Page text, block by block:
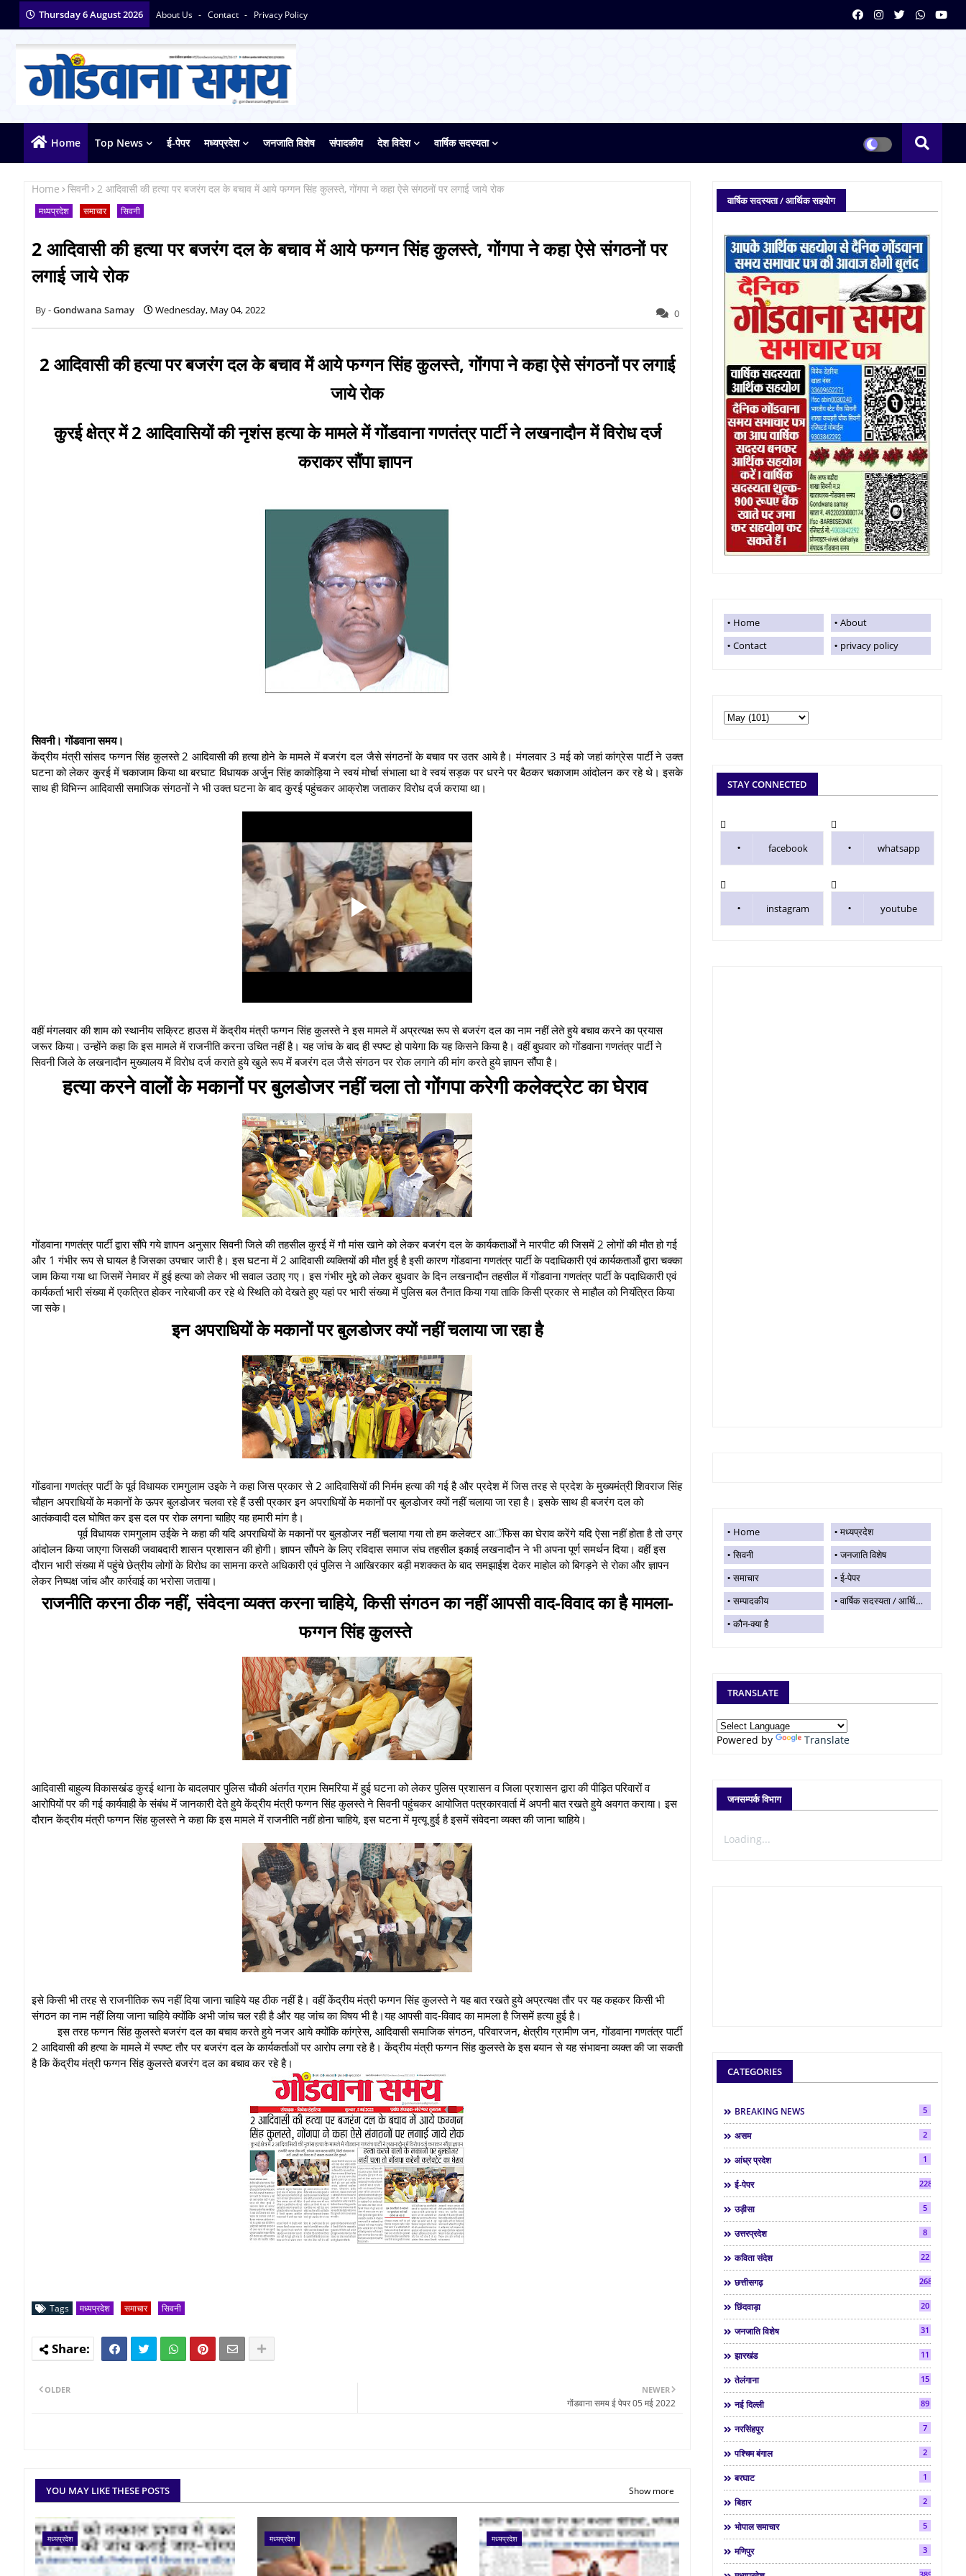
Thursday 6 August 2026 About Us Contact Privacy Policy
Home Top News ई-पेपर मध्यप्रदेश जनजाति विशेष संपादकीय देश विदेश वार्षिक सदस्यता
Home सिवनी 2 आदिवासी की हत्या पर बजरंग दल के बचाव में आये फग्गन सिंह कुलस्ते, गोंगपा ने कहा ऐसे संगठनों पर लगाई जाये रोक
मध्यप्रदेश समाचार सिवनी
2 आदिवासी की हत्या पर बजरंग दल के बचाव में आये फग्गन सिंह कुलस्ते, गोंगपा ने कहा ऐसे संगठनों पर
लगाई जाये रोक
Gondwana Samay Wednesday, May 04, 2022 0
2 आदिवासी की हत्या पर बजरंग दल के बचाव में आये फग्गन सिंह कुलस्ते, गोंगपा ने कहा ऐसे संगठनों पर लगाई
जाये रोक
कुरई क्षेत्र में 2 आदिवासियों की नृशंस हत्या के मामले में गोंडवाना गणतंत्र पार्टी ने लखनादौन में विरोध दर्ज
कराकर सौंपा ज्ञापन
सिवनी। गोंडवाना समय।
केंद्रीय मंत्री सांसद फग्गन सिंह कुलस्ते 2 आदिवासी की हत्या होने के मामले में बजरंग दल जैसे संगठनों के बचाव पर उतर आये है। मंगलवार 3 मई को जहां कांग्रेस पार्टी ने उक्त
घटना को लेकर कुरई में चकाजाम किया था बरघाट विधायक अर्जुन सिंह काकोड़िया ने स्वयं मोर्चा संभाला था वे स्वयं सड़क पर धरने पर बैठकर चकाजाम आंदोलन कर रहे थे। इसके
साथ ही विभिन्न आदिवासी समाजिक संगठनों ने भी उक्त घटना के बाद कुरई पहुंचकर आक्रोश जताकर विरोध दर्ज कराया था।
वहीं मंगलवार की शाम को स्थानीय सक्रिट हाउस में केंद्रीय मंत्री फग्गन सिंह कुलस्ते ने इस मामले में अप्रत्यक्ष रूप से बजरंग दल का नाम नहीं लेते हुये बचाव करने का प्रयास
जरूर किया। उन्होंने कहा कि इस मामले में राजनीति करना उचित नहीं है। यह जांच के बाद ही स्पष्ट हो पायेगा कि यह किसने किया है। वहीं बुधवार को गोंडवाना गणतंत्र पार्टी ने
सिवनी जिले के लखनादौन मुख्यालय में विरोध दर्ज कराते हुये खुले रूप में बजरंग दल जैसे संगठन पर रोक लगाने की मांग करते हुये ज्ञापन सौंपा है।
हत्या करने वालों के मकानों पर बुलडोजर नहीं चला तो गोंगपा करेगी कलेक्ट्रेट का घेराव
गोंडवाना गणतंत्र पार्टी द्वारा सौंपे गये ज्ञापन अनुसार सिवनी जिले की तहसील कुर‌ई में गौ मांस खाने को लेकर बजरंग दल के कार्यकतार्ओं ने मारपीट की जिसमें 2 लोगों की मौत हो गई
और 1 गंभीर रूप से घायल है जिसका उपचार जारी है। इस घटना में 2 आदिवासी व्यक्तियों की मौत हुई है इसी कारण गोंडवाना गणतंत्र पार्टी के पदाधिकारी एवं कार्यकतार्ओं द्वारा चक्का
जाम किया गया था जिसमें नेमावर में हुई हत्या को लेकर भी सवाल उठाए गए। इस गंभीर मुद्दे को लेकर बुधवार के दिन लखनादौन तहसील में गोंडवाना गणतंत्र पार्टी के पदाधिकारी एवं
कार्यकर्ता भारी संख्या में एकत्रित होकर नारेबाजी कर रहे थे स्थिति को देखते हुए यहां पर भारी संख्या में पुलिस बल तैनात किया गया ताकि किसी प्रकार से माहौल को नियंत्रित किया
जा सके।
इन अपराधियों के मकानों पर बुलडोजर क्यों नहीं चलाया जा रहा है
गोंडवाना गणतंत्र पार्टी के पूर्व विधायक रामगुलाम उइके ने कहा जिस प्रकार से 2 आदिवासियों की निर्मम हत्या की गई है और प्रदेश में जिस तरह से प्रदेश के मुख्यमंत्री शिवराज सिंह
चौहान अपराधियों के मकानों के ऊपर बुलडोजर चलवा रहे हैं उसी प्रकार इन अपराधियों के मकानों पर बुलडोजर क्यों नहीं चलाया जा रहा है। इसके साथ ही बजरंग दल को
आतंकवादी दल घोषित कर इस दल पर रोक लगना चाहिए यह हमारी मांग है।
पूर्व विधायक रामगुलाम उईके ने कहा की यदि अपराधियों के मकानों पर बुलडोजर नहीं चलाया गया तो हम कलेक्टर आॅफिस का घेराव करेंगे यदि ऐसा नहीं होता है तो उग्र
आंदोलन किया जाएगा जिसकी जवाबदारी शासन प्रशासन की होगी। ज्ञापन सौंपने के लिए रविदास समाज संघ तहसील इकाई लखनादौन ने भी अपना पूर्ण समर्थन दिया। वहीं इस
दौरान भारी संख्या में पहुंचे छेत्रीय लोगों के विरोध का सामना करते अधिकारी एवं पुलिस ने आखिरकार बड़ी मशक्कत के बाद समझा‌ईश देकर माहोल को बिगड़ने से रोका और ज्ञापन
लेकर निष्पक्ष जांच और कार्रवाई का भरोसा जताया।
राजनीति करना ठीक नहीं, संवेदना व्यक्त करना चाहिये, किसी संगठन का नहीं आपसी वाद-विवाद का है मामला-
फग्गन सिंह कुलस्ते
आदिवासी बाहुल्य विकासखंड कुरई थाना के बादलपार पुलिस चौकी अंतर्गत ग्राम सिमरिया में हुई घटना को लेकर पुलिस प्रशासन व जिला प्रशासन द्वारा की पीड़ित परिवारों व
आरोपियों पर की गई कार्यवाही के संबंध में जानकारी देते हुये केंद्रीय मंत्री फग्गन सिंह कुलस्ते ने सिवनी पहुंचकर आयोजित पत्रकारवार्ता में अपनी बात रखते हुये अवगत कराया। इस
दौरान केंद्रीय मंत्री फग्गन सिंह कुलस्ते ने कहा कि इस मामले में राजनीति नहीं होना चाहिये, इस घटना में मृत्यू हुई है इसमें संवेदना व्यक्त की जाना चाहिये।
इसे किसी भी तरह से राजनीतिक रूप नहीं दिया जाना चाहिये यह ठीक नहीं है। वहीं केंद्रीय मंत्री फग्गन सिंह कुलस्ते ने यह बात रखते हुये अप्रत्यक्ष तौर पर यह कहकर किसी भी
संगठन का नाम नहीं लिया जाना चाहिये क्योंकि अभी जांच चल रही है और यह जांच का विषय भी है।यह आपसी वाद-विवाद का मामला है जिसमें हत्या हुई है।
इस तरह फग्गन सिंह कुलस्ते बजरंग दल का बचाव करते हुये नजर आये क्योंकि कांग्रेस, आदिवासी समाजिक संगठन, परिवारजन, क्षेत्रीय ग्रामीण जन, गोंडवाना गणतंत्र पार्टी
2 आदिवासी की हत्या के मामले में स्पष्ट तौर पर बजरंग दल के कार्यकर्ताओं पर आरोप लगा रहे है। केंद्रीय मंत्री फग्गन सिंह कुलस्ते के इस बयान से यह संभावना व्यक्त की जा सकती
है कि केंद्रीय मंत्री फग्गन सिंह कुलस्ते बजरंग दल का बचाव कर रहे है।
Tags मध्यप्रदेश समाचार सिवनी
NEWER
गोंडवाना समय ई पेपर 05 मई 2022
OLDER
YOU MAY LIKE THESE POSTS Show more
मध्यप्रदेश मध्यप्रदेश मध्यप्रदेश
वार्षिक सदस्यता / आर्थिक सहयोग
Home
About
Contact
privacy policy
STAY CONNECTED
facebook whatsapp
instagram youtube
Home
मध्यप्रदेश
सिवनी
जनजाति विशेष
समाचार
ई-पेपर
सम्पादकीय
वार्षिक सदस्यता / आर्थिक सहयोग
कौन-क्या है
TRANSLATE
Powered by Translate
जनसम्पर्क विभाग
Loading...
CATEGORIES
BREAKING NEWS 5
असम 2
आंध्र प्रदेश 1
ई-पेपर 2286
उड़ीसा 5
उत्तरप्रदेश 8
कविता संदेश 22
छत्तीसगढ़ 268
छिंदवाड़ा 20
जनजाति विशेष 31
झारखंड 11
तेलंगाना 15
नई दिल्ली 89
नरसिंहपुर 7
पश्चिम बंगाल 2
बरघाट 1
बिहार 2
भोपाल समाचार 5
मणिपुर 3